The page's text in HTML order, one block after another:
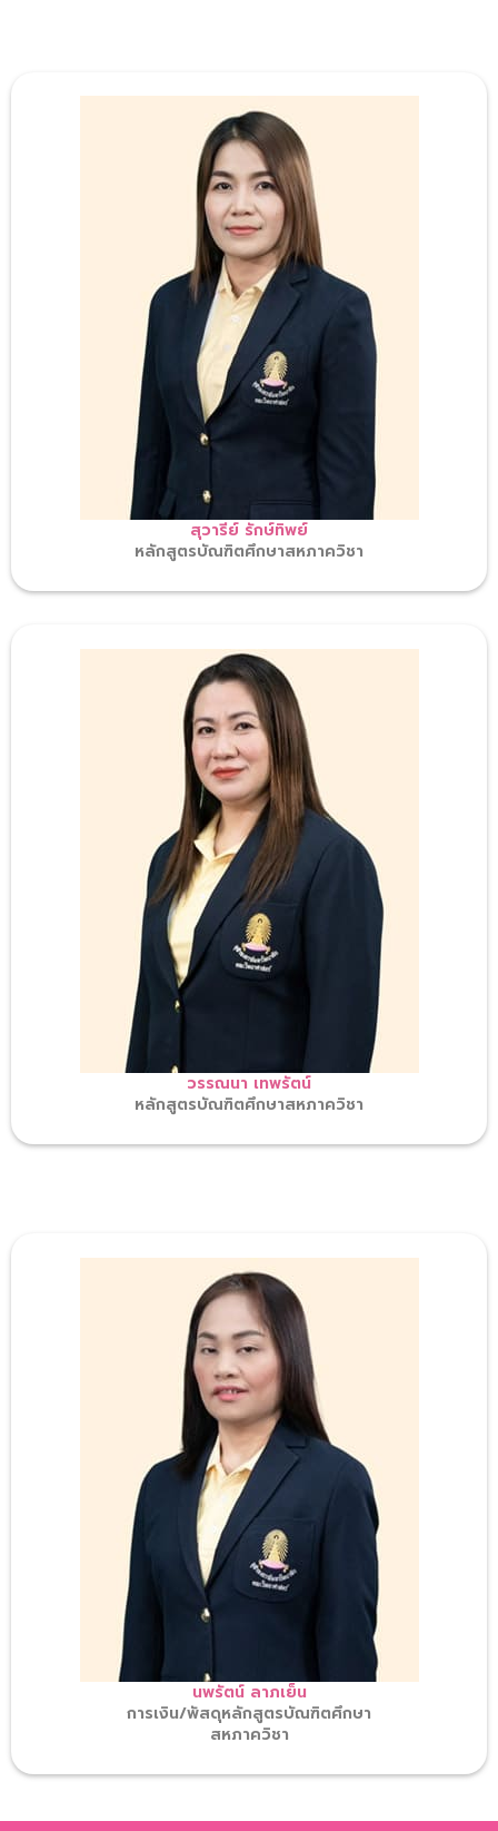
สุวารีย์ รักษ์ทิพย์
หลักสูตรบัณฑิตศึกษาสหภาควิชา
วรรณนา เทพรัตน์
หลักสูตรบัณฑิตศึกษาสหภาควิชา
นพรัตน์ ลาภเย็น
การเงิน/พัสดุหลักสูตรบัณฑิตศึกษา
สหภาควิชา